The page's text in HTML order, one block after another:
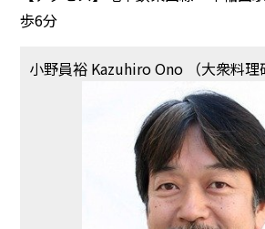
歩6分
小野員裕 Kazuhiro Ono （大衆料理